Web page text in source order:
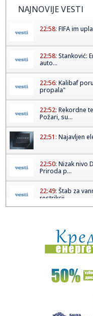
NAJNOVIJE VESTI
22:58: FIFA im
22:58: Stanković:
auto...
22:56: Kalibaf
propala"
22:52: Rekordne
Požari, su...
22:51: Najavljen
22:50: Nizak nivo
Priroda p...
22:49: Štab za
restrikcij...
22:43:NUNS:
Pazara
22:43:Slovačka
Celzijusa
Sad VAR